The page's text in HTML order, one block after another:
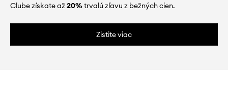
Clube získate až20%trvalú zľavu z bežných cien.
Zistite viac